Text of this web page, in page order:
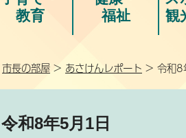
教育
福祉
観
市長の部屋 > あさけんレポート > 令和8
令和8年5月1日